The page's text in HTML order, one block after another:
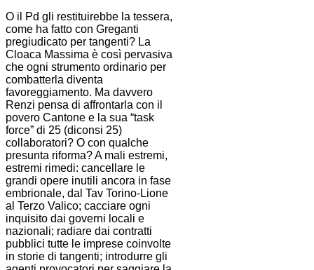
O il Pd gli restituirebbe la tessera,
come ha fatto con Greganti
pregiudicato per tangenti? La
Cloaca Massima è così pervasiva
che ogni strumento ordinario per
combatterla diventa
favoreggiamento. Ma davvero
Renzi pensa di affrontarla con il
povero Cantone e la sua “task
force” di 25 (diconsi 25)
collaboratori? O con qualche
presunta riforma? A mali estremi,
estremi rimedi: cancellare le
grandi opere inutili ancora in fase
embrionale, dal Tav Torino-Lione
al Terzo Valico; cacciare ogni
inquisito dai governi locali e
nazionali; radiare dai contratti
pubblici tutte le imprese coinvolte
in storie di tangenti; introdurre gli